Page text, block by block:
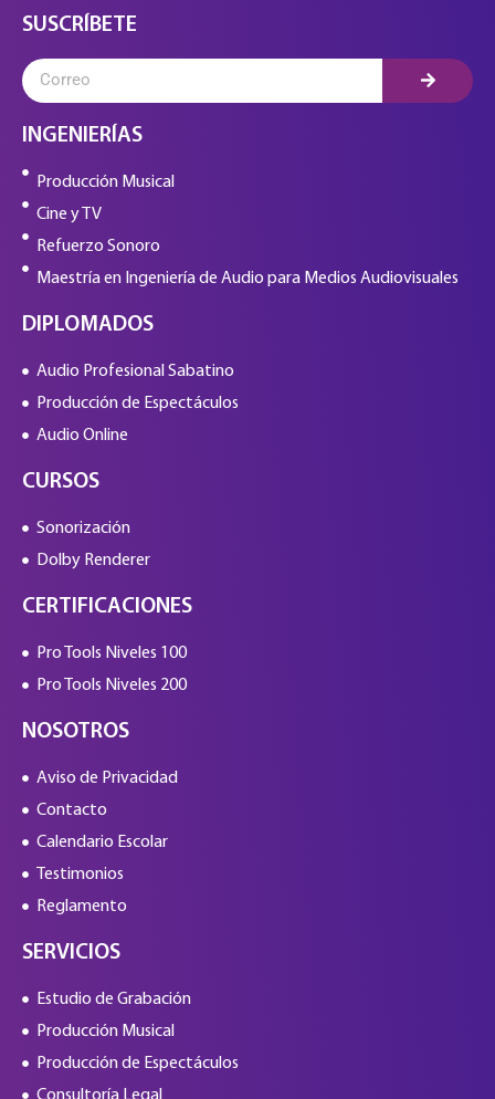
SUSCRÍBETE
INGENIERÍAS
Producción Musical
Cine y TV
Refuerzo Sonoro
Maestría en Ingeniería de Audio para Medios Audiovisuales
DIPLOMADOS
Audio Profesional Sabatino
Producción de Espectáculos
Audio Online
CURSOS
Sonorización
Dolby Renderer
CERTIFICACIONES
Pro Tools Niveles 100
Pro Tools Niveles 200
NOSOTROS
Aviso de Privacidad
Contacto
Calendario Escolar
Testimonios
Reglamento
SERVICIOS
Estudio de Grabación
Producción Musical
Producción de Espectáculos
Consultoría Legal